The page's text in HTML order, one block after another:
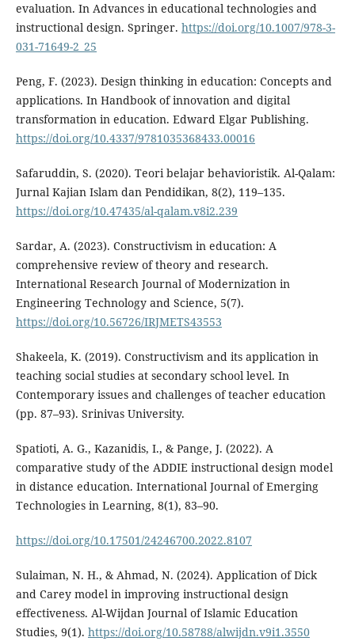
evaluation. In Advances in educational technologies and
instructional design. Springer. https://doi.org/10.1007/978-3-
031-71649-2_25
Peng, F. (2023). Design thinking in education: Concepts and
applications. In Handbook of innovation and digital
transformation in education. Edward Elgar Publishing.
https://doi.org/10.4337/9781035368433.00016
Safaruddin, S. (2020). Teori belajar behavioristik. Al-Qalam:
Jurnal Kajian Islam dan Pendidikan, 8(2), 119–135.
https://doi.org/10.47435/al-qalam.v8i2.239
Sardar, A. (2023). Constructivism in education: A
comprehensive review of theory and research.
International Research Journal of Modernization in
Engineering Technology and Science, 5(7).
https://doi.org/10.56726/IRJMETS43553
Shakeela, K. (2019). Constructivism and its application in
teaching social studies at secondary school level. In
Contemporary issues and challenges of teacher education
(pp. 87–93). Srinivas University.
Spatioti, A. G., Kazanidis, I., & Pange, J. (2022). A
comparative study of the ADDIE instructional design model
in distance education. International Journal of Emerging
Technologies in Learning, 8(1), 83–90.
https://doi.org/10.17501/24246700.2022.8107
Sulaiman, N. H., & Ahmad, N. (2024). Application of Dick
and Carey model in improving instructional design
effectiveness. Al-Wijdan Journal of Islamic Education
Studies, 9(1). https://doi.org/10.58788/alwijdn.v9i1.3550